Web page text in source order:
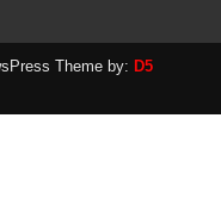
Theme by: D5